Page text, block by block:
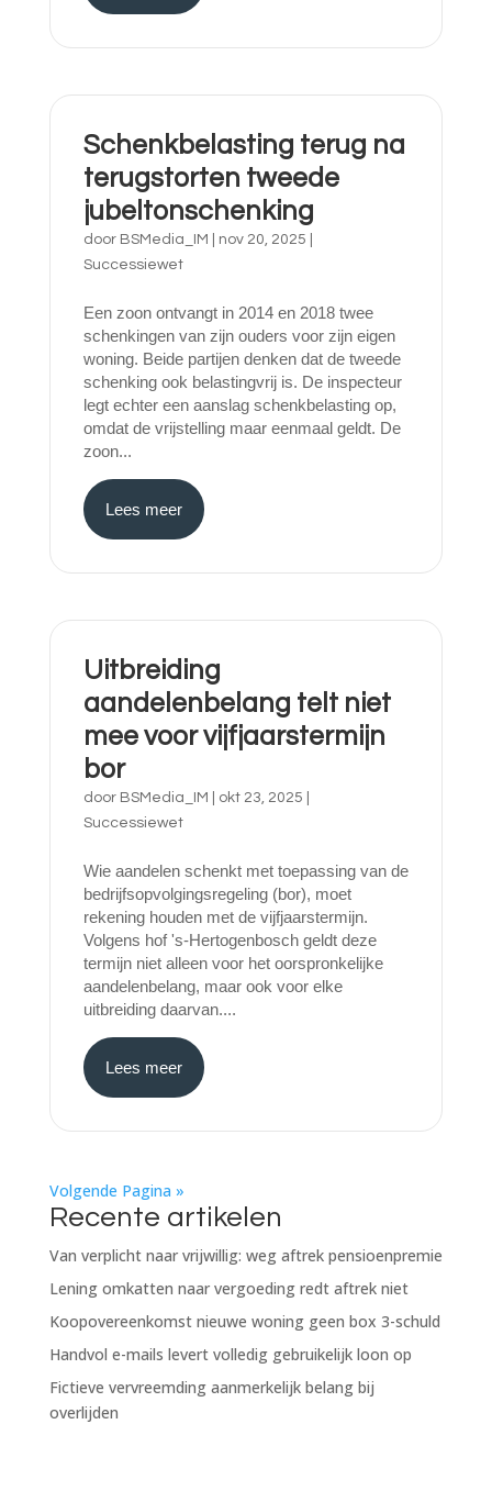
Schenkbelasting terug na
terugstorten tweede
jubeltonschenking
door BSMedia_IM nov 20, 2025
Successiewet
Een zoon ontvangt in 2014 en 2018 twee
schenkingen van zijn ouders voor zijn eigen
woning. Beide partijen denken dat de tweede
schenking ook belastingvrij is. De inspecteur
legt echter een aanslag schenkbelasting op,
omdat de vrijstelling maar eenmaal geldt. De
zoon...
Lees meer
Uitbreiding
aandelenbelang telt niet
mee voor vijfjaarstermijn
bor
door BSMedia_IM okt 23, 2025
Successiewet
Wie aandelen schenkt met toepassing van de
bedrijfsopvolgingsregeling (bor), moet
rekening houden met de vijfjaarstermijn.
Volgens hof 's-Hertogenbosch geldt deze
termijn niet alleen voor het oorspronkelijke
aandelenbelang, maar ook voor elke
uitbreiding daarvan....
Lees meer
Volgende Pagina »
Recente artikelen
Van verplicht naar vrijwillig: weg aftrek pensioenpremie
Lening omkatten naar vergoeding redt aftrek niet
Koopovereenkomst nieuwe woning geen box 3-schuld
Handvol e-mails levert volledig gebruikelijk loon op
Fictieve vervreemding aanmerkelijk belang bij
overlijden